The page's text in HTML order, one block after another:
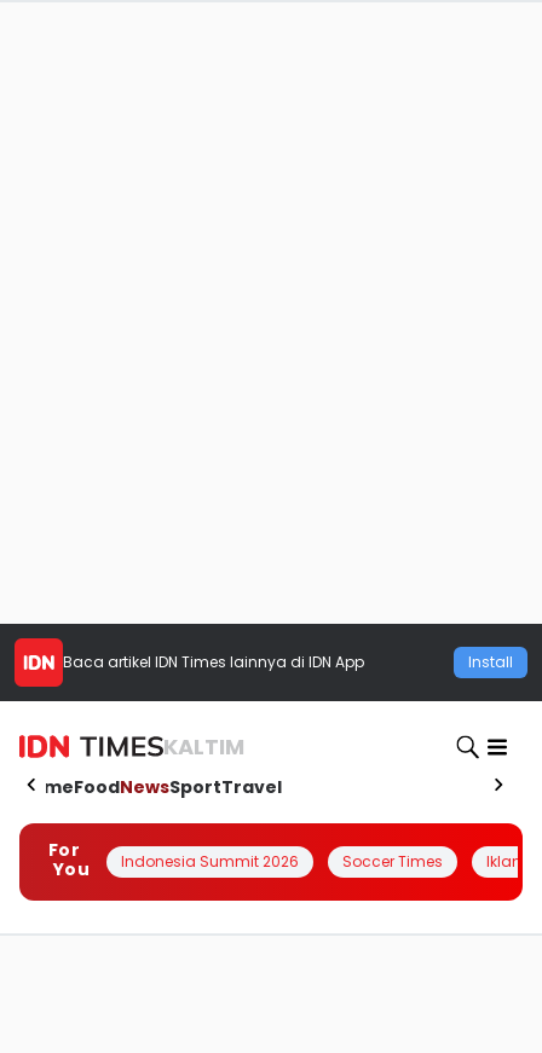
Baca artikel IDN Times lainnya di IDN App Install
KALTIM
HomeFoodNewsSportTravel
For
You
Indonesia Summit 2026 Soccer Times Iklanin